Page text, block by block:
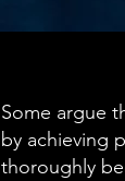
Some argue
by achieving
thoroughly